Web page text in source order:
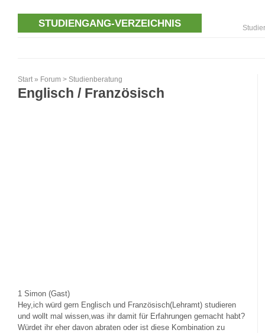
STUDIENGANG-VERZEICHNIS
Start » Forum > Studienberatung
Englisch / Französisch
1 Simon (Gast)
Hey,ich würd gern Englisch und Französisch(Lehramt) studieren
und wollt mal wissen,was ihr damit für Erfahrungen gemacht habt?
Würdet ihr eher davon abraten oder ist diese Kombination zu